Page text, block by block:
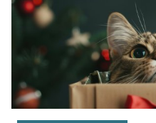
Pomembno je predvsem
raznolika in uravnotežena
vitamini, minerali in
porodnišnici Postojna
priporočil, s katerimi si
veselem pričakovanju.